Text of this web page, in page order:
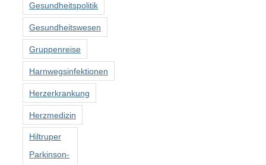
Gesundheitspolitik
Gesundheitswesen
Gruppenreise
Harnwegsinfektionen
Herzerkrankung
Herzmedizin
Hiltruper
Parkinson-